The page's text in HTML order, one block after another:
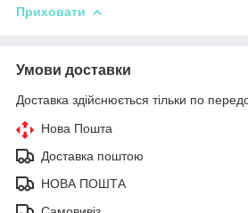
Приховати
Умови доставки
Доставка здійснюється тільки по
Нова Пошта
Доставка поштою
НОВА ПОШТА